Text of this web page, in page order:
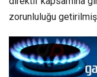
zorunluluğu